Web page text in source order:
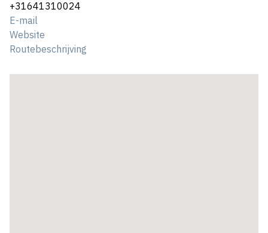
+31641310024
E-mail
Website
Routebeschrijving